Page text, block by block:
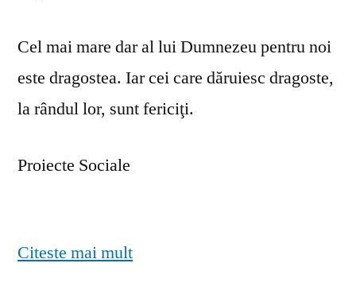
Cel mai mare dar al lui Dumnezeu pentru noi
este dragostea. Iar cei care dăruiesc dragoste,
la rândul lor, sunt fericiţi.
Proiecte Sociale
Citeste mai mult